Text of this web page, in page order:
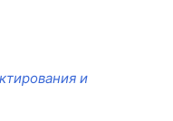
и